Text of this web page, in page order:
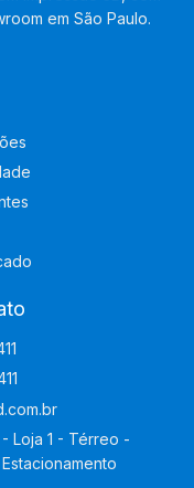
em São Paulo.
Loja 1 - Térreo -